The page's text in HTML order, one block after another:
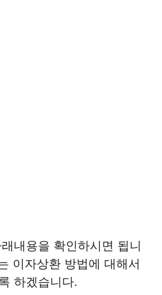
내용을 확인하시면 됩니
이자상환 방법에 대해서
하겠습니다.